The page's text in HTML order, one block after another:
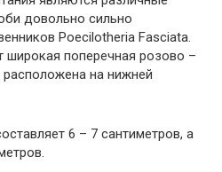
довольно сильно
Poecilotheria Fasciata.
широкая поперечная розово –
на нижней
6 – 7 сантиметров, а